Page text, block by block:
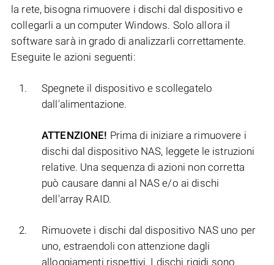
la rete, bisogna rimuovere i dischi dal dispositivo e
collegarli a un computer Windows. Solo allora il
software sarà in grado di analizzarli correttamente.
Eseguite le azioni seguenti:
Spegnete il dispositivo e scollegatelo
dall'alimentazione.
ATTENZIONE! Prima di iniziare a rimuovere i
dischi dal dispositivo NAS, leggete le istruzioni
relative. Una sequenza di azioni non corretta
può causare danni al NAS e/o ai dischi
dell'array RAID.
Rimuovete i dischi dal dispositivo NAS uno per
uno, estraendoli con attenzione dagli
alloggiamenti rispettivi. I dischi rigidi sono